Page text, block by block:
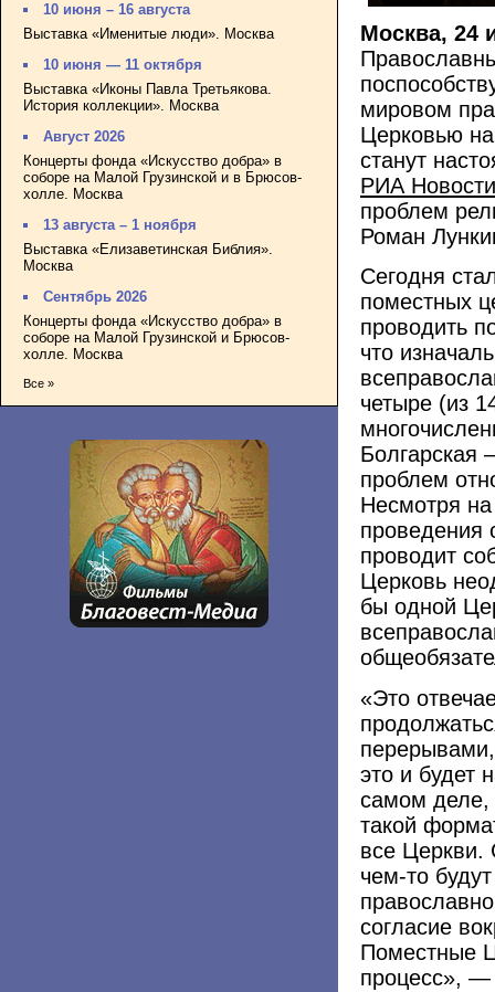
10 июня – 16 августа
Выставка «Именитые люди». Москва
10 июня — 11 октября
Выставка «Иконы Павла Третьякова.
История коллекции». Москва
Август 2026
Концерты фонда «Искусство добра» в
соборе на Малой Грузинской и в Брюсов-
холле. Москва
13 августа – 1 ноября
Выставка «Елизаветинская Библия».
Москва
Сентябрь 2026
Концерты фонда «Искусство добра» в
соборе на Малой Грузинской и Брюсов-
холле. Москва
Все »
Москва, 24
мировом
Церковью
станут
РИА Новости
проблем
Роман
Сегодня
поместных
проводить
что
четыре (из
Болгарская
проблем
Несмотря
проведения
проводит
Церковь
бы одной
«Это
это и будет
самом деле,
такой
все Церкви.
чем-то
согласие
Поместные
процесс», —